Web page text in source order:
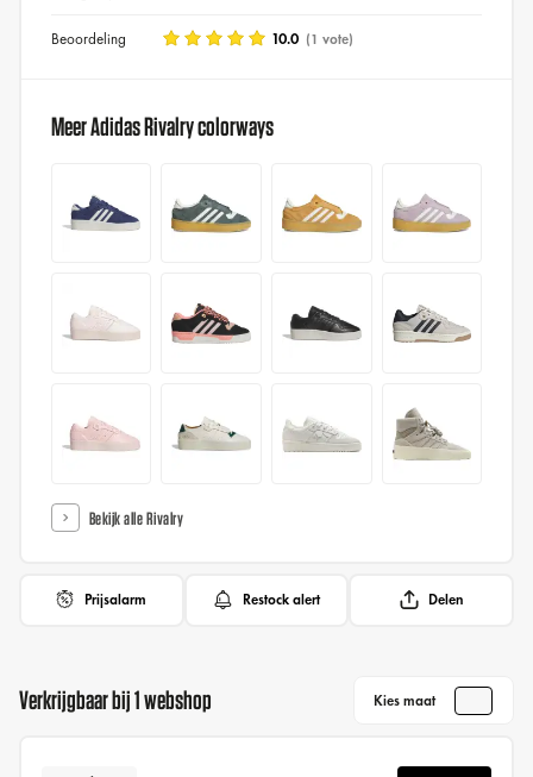
Beoordeling 10.0 (1 vote)
Meer Adidas Rivalry colorways
Bekijk alle Rivalry
Prijsalarm Restock alert Delen
Verkrijgbaar bij 1 webshop Kies maat